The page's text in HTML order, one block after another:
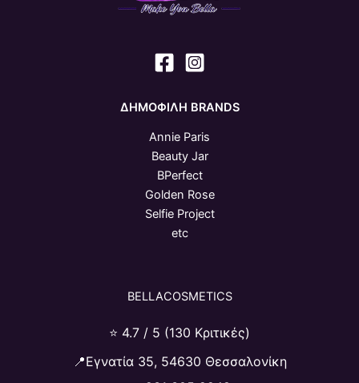
ΔΗΜΟΦΙΛΗ BRANDS
Annie Paris
Beauty Jar
BPerfect
Golden Rose
Selfie Project
etc
BELLACOSMETICS
⭐ 4.7 / 5 (130 Κριτικές)
📍Εγνατία 35, 54630 Θεσσαλονίκη